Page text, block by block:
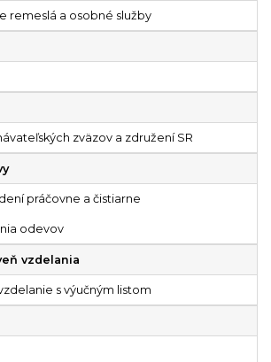
remeslá a osobné služby
zväzov a združení SR
práčovne a čistiarne
odevov
vzdelania
s výučným listom